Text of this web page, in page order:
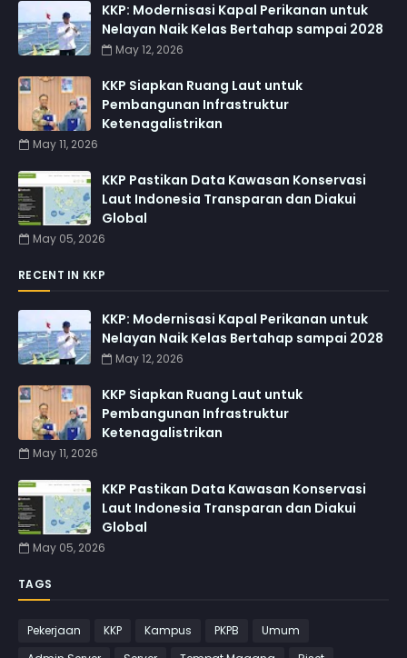
KKP: Modernisasi Kapal Perikanan untuk
Nelayan Naik Kelas Bertahap sampai 2028
May 12, 2026
KKP Siapkan Ruang Laut untuk
Pembangunan Infrastruktur
Ketenagalistrikan
May 11, 2026
KKP Pastikan Data Kawasan Konservasi
Laut Indonesia Transparan dan Diakui
Global
May 05, 2026
RECENT IN KKP
KKP: Modernisasi Kapal Perikanan untuk
Nelayan Naik Kelas Bertahap sampai 2028
May 12, 2026
KKP Siapkan Ruang Laut untuk
Pembangunan Infrastruktur
Ketenagalistrikan
May 11, 2026
KKP Pastikan Data Kawasan Konservasi
Laut Indonesia Transparan dan Diakui
Global
May 05, 2026
TAGS
Pekerjaan KKP Kampus PKPB
Umum